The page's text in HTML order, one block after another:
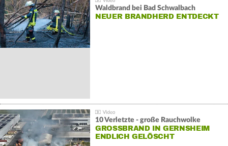
Waldbrand bei Bad Schwalbach
NEUER BRANDHERD ENTDECKT
10 Verletzte - große Rauchwolke
GROSSBRAND IN GERNSHEIM E
NDLICH GELÖSCHT